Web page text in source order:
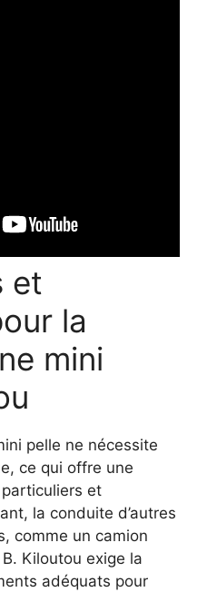
et
la
mini
pelle ne nécessite
ce qui offre une
particuliers et
la conduite d’autres
comme un camion
Kiloutou exige la
adéquats pour